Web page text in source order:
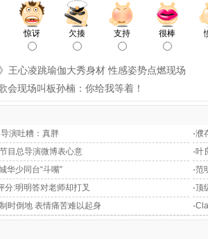
惊讶 欠揍 支持 很棒
王心凌跳瑜伽大秀身材 性感姿势点燃现场
会现场叫板孙楠：你给我等着！
演吐糟：真胖 ·濮
目总导演微博表心意 ·叶
华少同台“斗嘴” ·范
分:明明答对老师却打叉 ·顶
时倒地 表情痛苦难以起身 ·